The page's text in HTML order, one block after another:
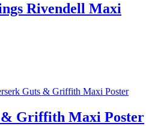
Rivendell Maxi
& Griffith Maxi Poster